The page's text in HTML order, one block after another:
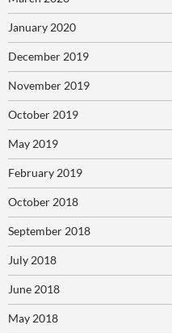
January 2020
December 2019
November 2019
October 2019
May 2019
February 2019
October 2018
September 2018
July 2018
June 2018
May 2018